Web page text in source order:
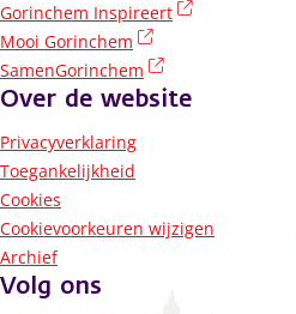
Gorinchem Inspireert
Mooi Gorinchem
SamenGorinchem
Over de website
Privacyverklaring
Toegankelijkheid
Cookies
Cookievoorkeuren wijzigen
Archief
Volg ons